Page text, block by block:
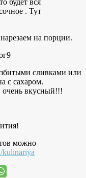
. Тут
на порции.
сливками или
с сахаром.
очень вкусный!!!
можно
kulinariya